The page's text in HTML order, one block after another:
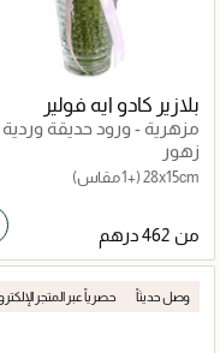
بلازير كادو ايه فولير
مزهرية - ورود حديقة وردية
كبيرة كريس كت
زهور
28x15cm (+1 مقاس)
من
وصل حديثاً حصرياً عبر المتجر